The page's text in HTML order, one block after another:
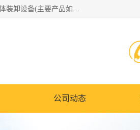
连云港众邦石化设备制造有限公司是一家鹤管厂家主营：鹤管、装车鹤管等，是致力于石油、石化等流体装卸设备(主要产品如鹤管、输油臂、脱缆钩等)的咨询、设计、制造、检测、安装指导、系统调试、维修维护等业务的公司。
公司动态